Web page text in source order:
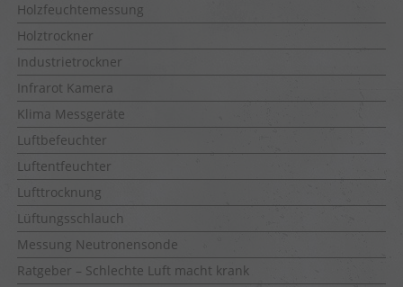
Holzfeuchtemessung
Holztrockner
Industrietrockner
Infrarot Kamera
Klima Messgeräte
Luftbefeuchter
Luftentfeuchter
Lufttrocknung
Lüftungsschlauch
Messung Neutronensonde
Ratgeber – Schlechte Luft macht krank